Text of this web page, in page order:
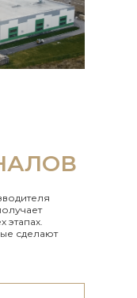
этапах.
сделают